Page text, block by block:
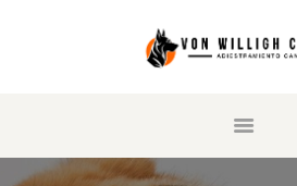
SERVICIOS